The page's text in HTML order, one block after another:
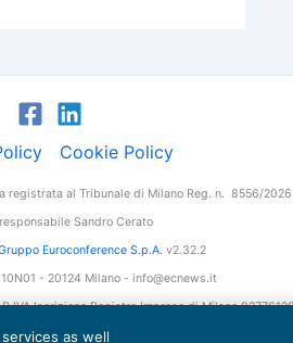
Cookie Policy
registrata al Tribunale di Milano Reg. n. 8556/2026
Sandro Cerato
Euroconference S.p.A. v2.32.2
- 20124 Milano - info@ecnews.it
Iscrizione Registro Imprese di Milano
as well